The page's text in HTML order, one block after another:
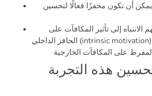
يمكن أن تكون محفزًا فعالًا لتحسين
إلى تأثير المكافآت على
الحافز الداخلي (intrinsic motivation) للطلاب، حيث قد
هذه التجربة